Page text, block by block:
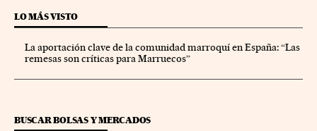
LO MÁS VISTO
La aportación clave de la comunidad marroquí en España: “Las
remesas son críticas para Marruecos”
BUSCAR BOLSAS Y MERCADOS